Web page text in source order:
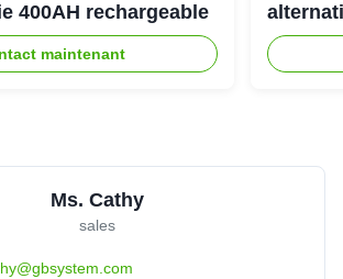
400AH rechargeable
maintenant
Ms. Cathy
sales